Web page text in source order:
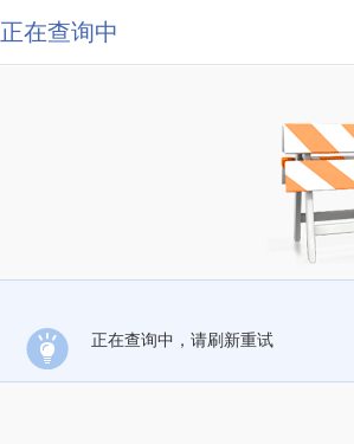
正在查询中
正在查询中，请刷新重试